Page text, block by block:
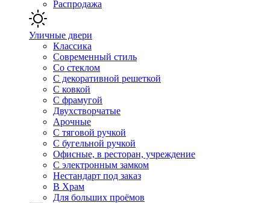
Распродажа
Уличные двери
Классика
Современный стиль
Со стеклом
С декоративной решеткой
С ковкой
С фрамугой
Двухстворчатые
Арочные
С тяговой ручкой
С бугельной ручкой
Офисные, в ресторан, учреждение
С электронным замком
Нестандарт под заказ
В Храм
Для больших проёмов